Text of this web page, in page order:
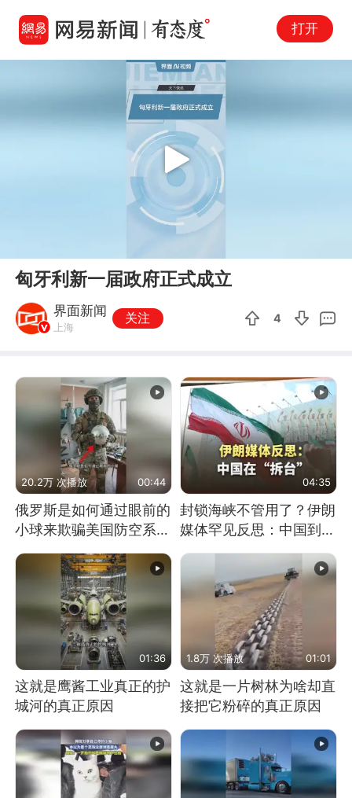
打开
Play
匈牙利新一届政府正式成立
界面新闻
上海
关注 4
20.2万 次播放 00:44
俄罗斯是如何通过眼前的
小球来欺骗美国防空系统
的
04:35
封锁海峡不管用了？伊朗
媒体罕见反思：中国到底
是不是在"拆台"
01:36
这就是鹰酱工业真正的护
城河的真正原因
1.8万 次播放 01:01
这就是一片树林为啥却直
接把它粉碎的真正原因